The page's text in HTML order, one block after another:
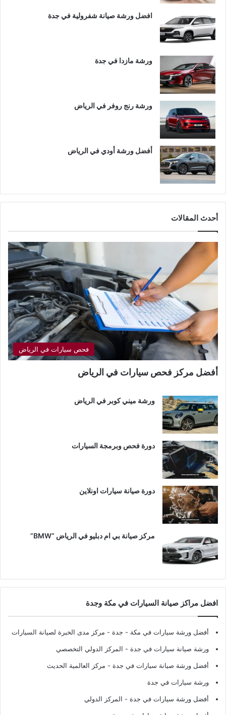
افضل ورشة صيانة شفرولية في جدة
ورشة مازدا في جدة
ورشة رنج روفر في الرياض
أفضل ورشة أودي في الرياض
أحدث المقالات
فحص سيارات في الرياض
أفضل مركز فحص سيارات في الرياض
ورشة ميني كوبر في الرياض
دورة فحص وبرمجة السيارات
دورة صيانة سيارات اونلاين
مركز صيانة بي ام دبليو في الرياض “BMW”
افضل مراكز صيانة السيارات في مكة وجدة
أفضل ورشة سيارات في مكة - جدة - مركز مدى الخبرة لصيانة السيارات
ورشة صيانة سيارات في جدة - المركز الدولي التخصصي
أفضل ورشة صيانة سيارات في جدة - مركز العالمية الحديث
ورشة سيارات في جدة
أفضل ورشة سيارات في جدة - المركز الدولي